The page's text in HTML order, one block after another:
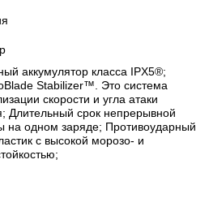
аккумулятор класса IPX5®;
Stabilizer™. Это система
скорости и угла атаки
Длительный срок непрерывной
на одном заряде; Противоударный
с высокой морозо- и